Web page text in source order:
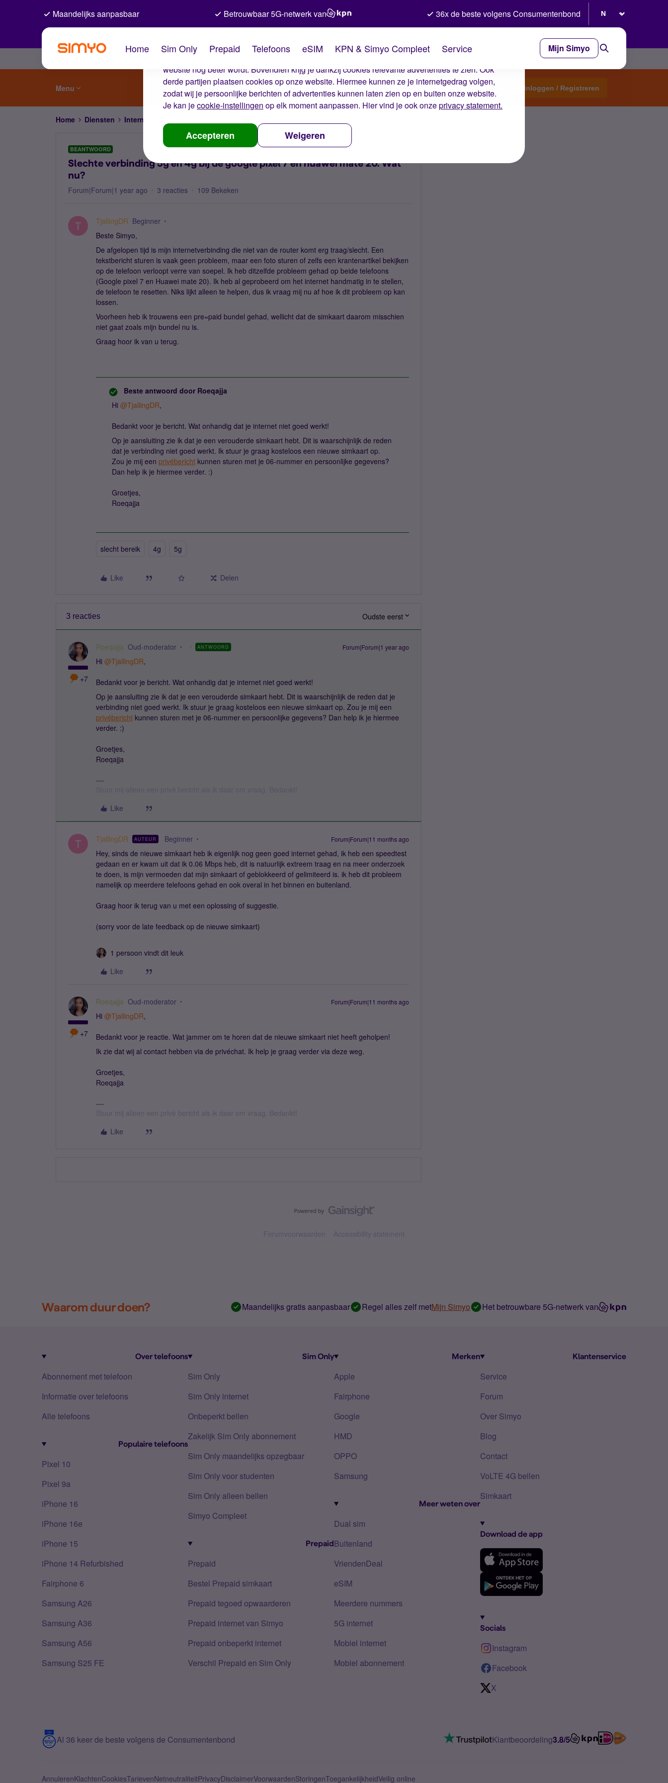
De cookies van Simyo
Wij gebruiken cookies op onze website. Met deze cookies zorgen wij ervoor dat je ervaring op de
website nog beter wordt. Bovendien krijg je dankzij cookies relevante advertenties te zien. Ook
derde partijen plaatsen cookies op onze website. Hiermee kunnen ze je internetgedrag volgen,
zodat wij je persoonlijke berichten of advertenties kunnen laten zien op en buiten onze website.
Je kan jecookie-instellingen op elk moment aanpassen. Hier vind je ook onzeprivacy statement.
Accepteren Weigeren
Maandelijks aanpasbaar Betrouwbaar 5G-netwerk van 36x de beste volgens Consumentenbond
Home Sim Only Prepaid Telefoons eSIM KPN & Simyo Compleet Service Mijn Simyo
Menu Start een topic Inloggen / Registreren
Home Diensten Internet, 4G en 5G
BEANTWOORD
Slechte verbinding 5g en 4g bij de google pixel 7 en huawei mate 20. Wat
nu?
Forum|Forum|1 year ago 3 reacties 109 Bekeken
T TjallingDR Beginner
Beste Simyo,
De afgelopen tijd is mijn internetverbinding die niet van de router komt erg traag/slecht. Een
tekstbericht sturen is vaak geen probleem, maar een foto sturen of zelfs een krantenartikel bekijken
op de telefoon verloopt verre van soepel. Ik heb ditzelfde probleem gehad op beide telefoons
(Google pixel 7 en Huawei mate 20). Ik heb al geprobeerd om het internet handmatig in te stellen,
de telefoon te resetten. Niks lijkt alleen te helpen, dus ik vraag mij nu af hoe ik dit probleem op kan
lossen.
Voorheen heb ik trouwens een pre=paid bundel gehad, wellicht dat de simkaart daarom misschien
niet gaat zoals mijn bundel nu is.
Graag hoor ik van u terug.
Beste antwoord door Roeqajja
Hi ​ @TjallingDR,
Bedankt voor je bericht. Wat onhandig dat je internet niet goed werkt!
Op je aansluiting zie ik dat je een verouderde simkaart hebt. Dit is waarschijnlijk de reden
dat je verbinding niet goed werkt. Ik stuur je graag kosteloos een nieuwe simkaart op.
Zou je mij een privébericht kunnen sturen met je 06-nummer en persoonlijke gegevens?
Dan help ik je hiermee verder. :)
Groetjes,
Roeqajja
slecht bereik 4g 5g
Like Delen
3 reacties Oudste eerst
+7
Roeqajja Oud-moderator ANTWOORD Forum|Forum|1 year ago
Hi ​ @TjallingDR,
Bedankt voor je bericht. Wat onhandig dat je internet niet goed werkt!
Op je aansluiting zie ik dat je een verouderde simkaart hebt. Dit is waarschijnlijk de reden dat je
verbinding niet goed werkt. Ik stuur je graag kosteloos een nieuwe simkaart op. Zou je mij een
privébericht kunnen sturen met je 06-nummer en persoonlijke gegevens? Dan help ik je hiermee
verder. :)
Groetjes,
Roeqajja
Like
T TjallingDR AUTEUR Beginner Forum|Forum|11 months ago
Hey, sinds de nieuwe simkaart heb ik eigenlijk nog geen goed internet gehad, ik heb een speedtest
gedaan en er kwam uit dat ik 0.06 Mbps heb, dit is natuurlijk extreem traag en na meer onderzoek
te doen, is mijn vermoeden dat mijn simkaart of geblokkeerd of gelimiteerd is. ik heb dit probleem
namelijk op meerdere telefoons gehad en ook overal in het binnen en buitenland.
Graag hoor ik terug van u met een oplossing of suggestie.
(sorry voor de late feedback op de nieuwe simkaart)
1 persoon vindt dit leuk
Like
+7
Roeqajja Oud-moderator Forum|Forum|11 months ago
Hi ​ @TjallingDR,
Bedankt voor je reactie. Wat jammer om te horen dat de nieuwe simkaart niet heeft geholpen!
Ik zie dat wij al contact hebben via de privéchat. Ik help je graag verder via deze weg.
Groetjes,
Roeqajja
Stuur mij alleen een privé bericht als ik daar om vraag. Bedankt!
Like
Forumvoorwaarden Accessibility statement
Waarom duur doen? Maandelijks gratis aanpasbaar Regel alles zelf metMijn Simyo Het betrouwbare 5G-netwerk van
Over telefoons
Abonnement met telefoon
Informatie over telefoons
Alle telefoons
Populaire telefoons
Pixel 10
Pixel 9a
iPhone 16
iPhone 16e
iPhone 15
iPhone 14 Refurbished
Fairphone 6
Samsung A26
Samsung A36
Samsung A56
Samsung S25 FE
Sim Only
Sim Only
Sim Only internet
Onbeperkt bellen
Zakelijk Sim Only abonnement
Sim Only maandelijks opzegbaar
Sim Only voor studenten
Sim Only alleen bellen
Simyo Compleet
Prepaid
Prepaid
Bestel Prepaid simkaart
Prepaid tegoed opwaarderen
Prepaid internet van Simyo
Prepaid onbeperkt internet
Verschil Prepaid en Sim Only
Merken
Apple
Fairphone
Google
HMD
OPPO
Samsung
Meer weten over
Dual sim
Buitenland
VriendenDeal
eSIM
Meerdere nummers
5G internet
Mobiel internet
Mobiel abonnement
Klantenservice
Service
Forum
Over Simyo
Blog
Contact
VoLTE 4G bellen
Simkaart
Download de app
Socials
Instagram
Facebook
X
Al 36 keer de beste volgens de Consumentenbond Klantbeoordeling3.8/5
AnnulerenKlachtenCookiesTarievenNetneutraliteitPrivacyDisclaimerVoorwaardenStoringenToegankelijkheidVeilig online